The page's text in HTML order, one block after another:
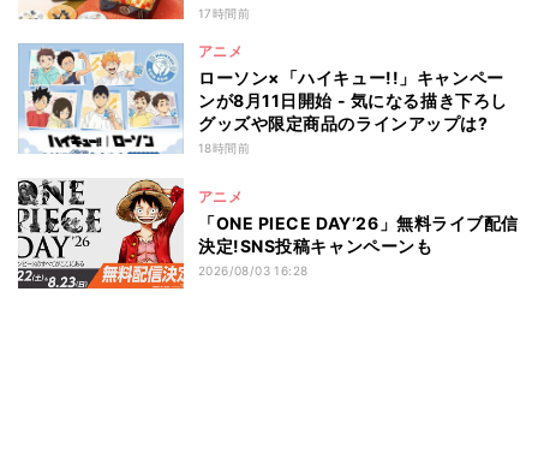
17時間前
アニメ
ローソン×「ハイキュー!!」キャンペー
ンが8月11日開始 - 気になる描き下ろし
グッズや限定商品のラインアップは?
18時間前
アニメ
「ONE PIECE DAY’26」無料ライブ配信
決定!SNS投稿キャンペーンも
2026/08/03 16:28